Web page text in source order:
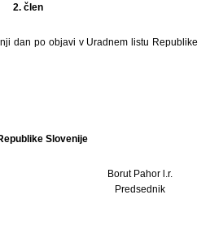
2. člen
dan po objavi v Uradnem listu Republike
Slovenije
Borut Pahor l.r.
Predsednik